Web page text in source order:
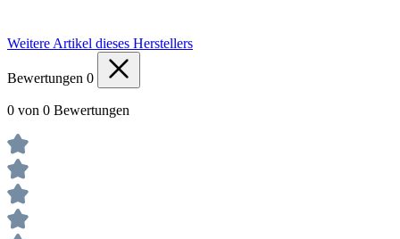
Weitere Artikel dieses Herstellers
Bewertungen 0
0 von 0 Bewertungen